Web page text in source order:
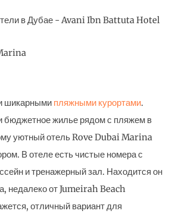
шикарными пляжными курортами.
бюджетное жилье рядом с пляжем в
уютный отель Rove Dubai Marina
В отеле есть чистые номера с
и тренажерный зал. Находится он
недалеко от Jumeirah Beach
отличный вариант для